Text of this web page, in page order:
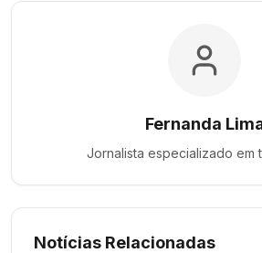
Fernanda
Jornalista especializado em
Notícias Relacionadas